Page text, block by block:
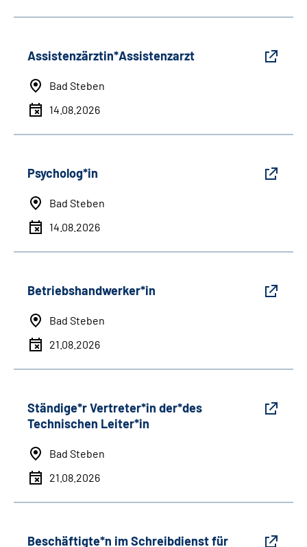
Assistenzärztin*Assistenzarzt
Bad Steben
14.08.2026
Psycholog*in
Bad Steben
14.08.2026
Betriebshandwerker*in
Bad Steben
21.08.2026
Ständige*r Vertreter*in der*des
Technischen Leiter*in
Bad Steben
21.08.2026
Beschäftigte*n im Schreibdienst für